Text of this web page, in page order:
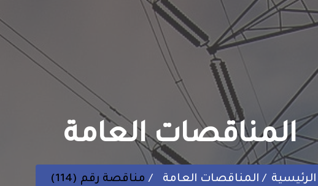
المناقصات العامة
الرئيسية المناقصات العامة مناقصة رقم (114)